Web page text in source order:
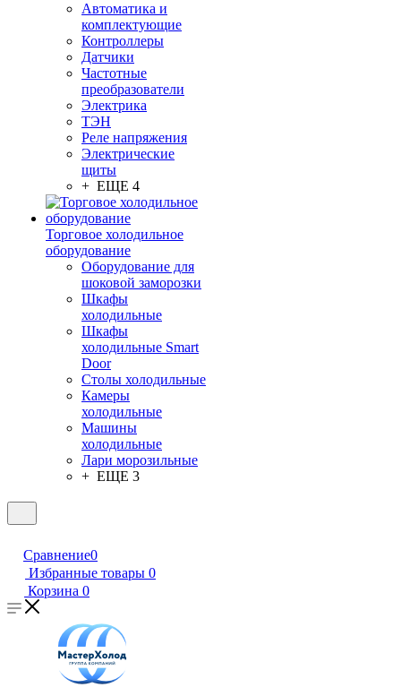
Автоматика и
комплектующие
Контроллеры
Датчики
Частотные
преобразователи
Электрика
ТЭН
Реле напряжения
Электрические
щиты
+ ЕЩЕ 4
Торговое холодильное
оборудование
Оборудование для
шоковой заморозки
Шкафы
холодильные
Шкафы
холодильные Smart
Door
Столы холодильные
Камеры
холодильные
Машины
холодильные
Лари морозильные
+ ЕЩЕ 3
Сравнение0
Избранные товары 0
Корзина 0